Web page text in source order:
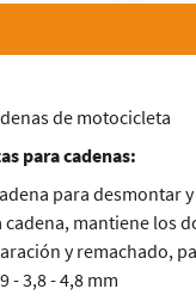
de motocicleta
para cadenas:
para desmontar
mantiene los
y remachado,
- 3,8 - 4,8 mm